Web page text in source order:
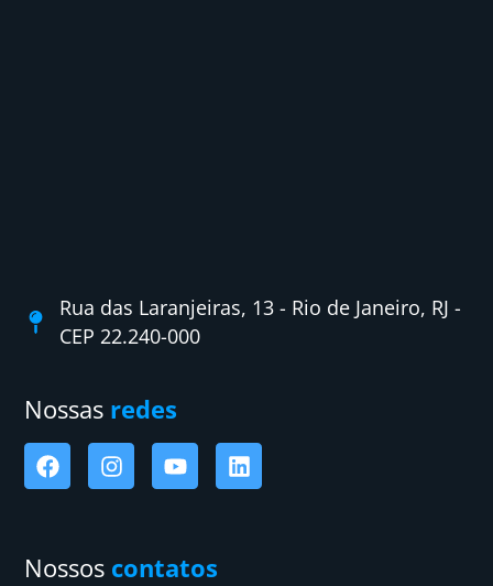
Rua das Laranjeiras, 13 - Rio de Janeiro, RJ -
CEP 22.240-000
Nossas redes
Nossos contatos